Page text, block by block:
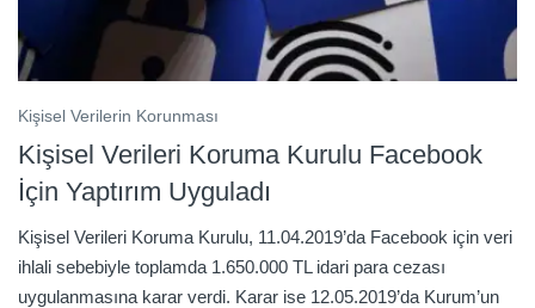
Kişisel Verilerin Korunması
Kişisel Verileri Koruma Kurulu Facebook
İçin Yaptırım Uyguladı
Kişisel Verileri Koruma Kurulu, 11.04.2019’da Facebook için veri
ihlali sebebiyle toplamda 1.650.000 TL idari para cezası
uygulanmasına karar verdi. Karar ise 12.05.2019’da Kurum’un